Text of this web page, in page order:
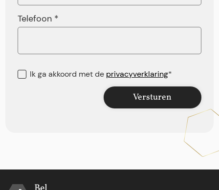
Telefoon *
Ik ga akkoord met de privacyverklaring*
Versturen